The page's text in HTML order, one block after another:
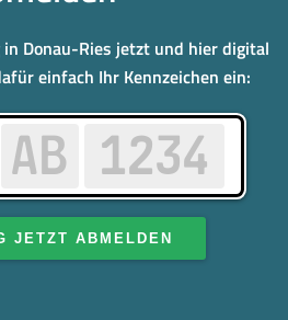
in Donau-Ries jetzt und hier digital
einfach Ihr Kennzeichen ein:
JETZT ABMELDEN